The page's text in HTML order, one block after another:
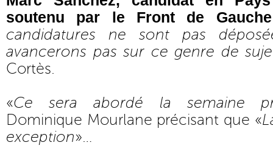
soutenu par le Front de
candidatures ne sont pas
avancerons pas sur ce genre de
Cortès.
«Ce sera abordé la semaine
Dominique Mourlane précisant que «
exception»…